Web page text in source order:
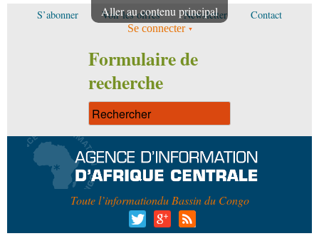
Aller au contenu principal
S’abonner Voir les offres Newsletter Contact
Se connecter
Formulaire de
recherche
Toute l’informationdu Bassin du Congo